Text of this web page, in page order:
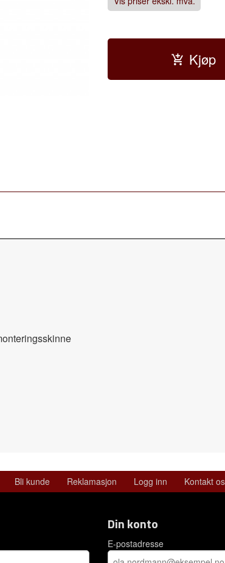
Kjøp
Bli kunde Reklamasjon Logg inn Kontakt
Din konto
E-postadresse